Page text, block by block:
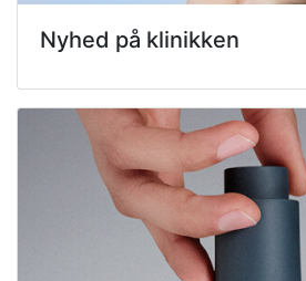
Nyhed på klinikken